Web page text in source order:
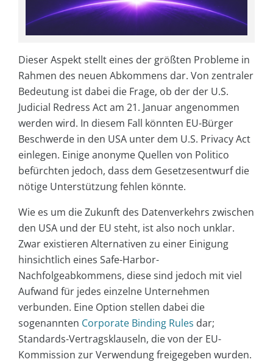
Dieser Aspekt stellt eines der größten Probleme in
Rahmen des neuen Abkommens dar. Von zentraler
Bedeutung ist dabei die Frage, ob der der U.S.
Judicial Redress Act am 21. Januar angenommen
werden wird. In diesem Fall könnten EU-Bürger
Beschwerde in den USA unter dem U.S. Privacy Act
einlegen. Einige anonyme Quellen von Politico
befürchten jedoch, dass dem Gesetzesentwurf die
nötige Unterstützung fehlen könnte.
Wie es um die Zukunft des Datenverkehrs zwischen
den USA und der EU steht, ist also noch unklar.
Zwar existieren Alternativen zu einer Einigung
hinsichtlich eines Safe-Harbor-
Nachfolgeabkommens, diese sind jedoch mit viel
Aufwand für jedes einzelne Unternehmen
verbunden. Eine Option stellen dabei die
sogenannten Corporate Binding Rules dar;
Standards-Vertragsklauseln, die von der EU-
Kommission zur Verwendung freigegeben wurden.